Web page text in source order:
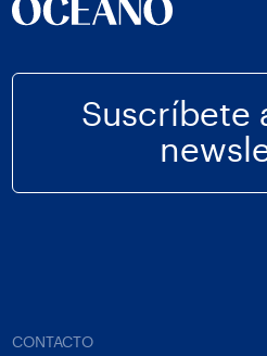
Suscríbete
CONTACTO